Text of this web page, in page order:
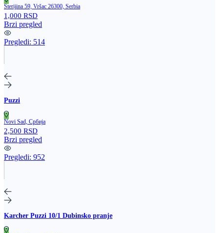
Sterijina 59, Vršac 26300, Serbia
1,000 RSD
Brzi pregled
Pregledi: 514
Puzzi
Novi Sad, Србија
2,500 RSD
Brzi pregled
Pregledi: 952
Karcher Puzzi 10/1 Dubinsko pranje